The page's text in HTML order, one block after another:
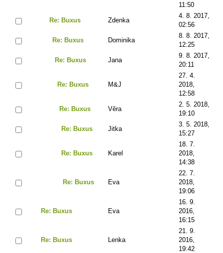
11:50
Re: Buxus Zdenka
4. 8. 2017,
02:56
Re: Buxus Dominika
8. 8. 2017,
12:25
Re: Buxus Jana
9. 8. 2017,
20:11
Re: Buxus M&J
27. 4.
2018,
12:58
Re: Buxus Věra
2. 5. 2018,
19:10
Re: Buxus Jitka
3. 5. 2018,
15:27
Re: Buxus Karel
18. 7.
2018,
14:38
Re: Buxus Eva
22. 7.
2018,
19:06
Re: Buxus Eva
16. 9.
2016,
16:15
Re: Buxus Lenka
21. 9.
2016,
19:42